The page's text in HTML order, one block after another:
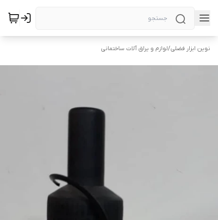
نوین ابزار فضلی/لوازم و یراق آلات ساختمانی